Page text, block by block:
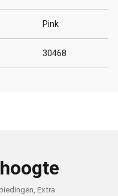
Pink
30468
Extra